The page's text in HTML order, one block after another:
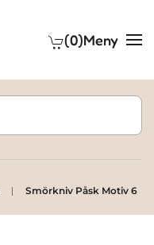
(0)Meny
Smörkniv Påsk Motiv 6